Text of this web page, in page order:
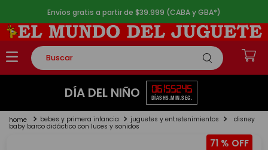
Envíos gratis a partir de $39.999 (CABA y GBA*)
Buscar
TÉRMINOS MÁS BUSCADOS
2.
lego
DÍA DEL NIÑO 06
DÍAS
15
HS.
52
MIN.
45
SEG.
bebes y primera infancia juguetes y entretenimientos disney
baby barco didáctico con luces y sonidos
71 %